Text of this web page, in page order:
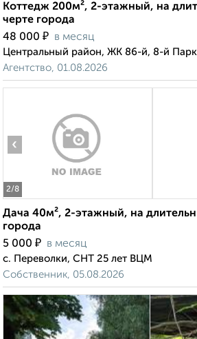
Коттедж 200м², 2-этажный, на
черте города
48 000 ₽ в месяц
Центральный район, ЖК 86-й, 8-й
Агентство, 01.08.2026
2/8
‹
Дача 40м², 2-этажный, на
города
5 000 ₽ в месяц
с. Переволки, СНТ 25 лет ВЦМ
Собственник, 05.08.2026